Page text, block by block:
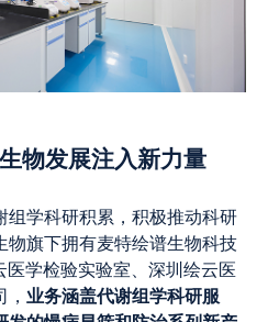
物发展注入新力量
学科研积累，积极推动科研
旗下拥有麦特绘谱生物科技
学检验实验室、深圳绘云医
业务涵盖代谢组学科研服